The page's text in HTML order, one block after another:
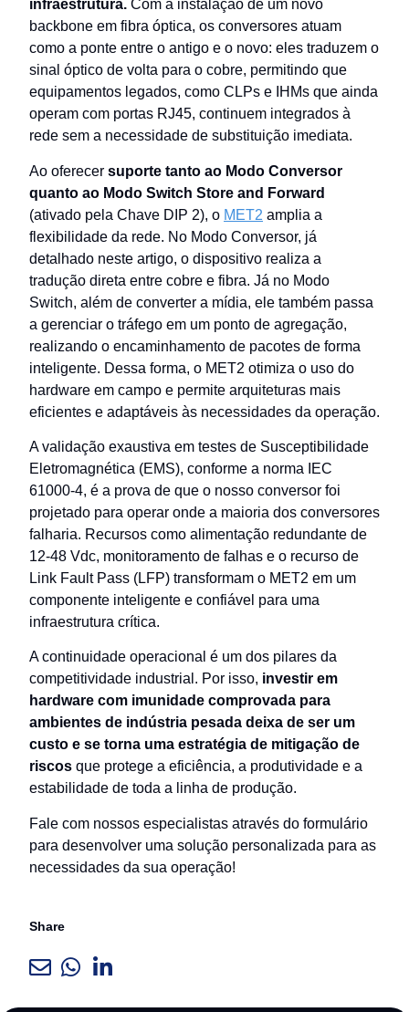
infraestrutura. Com a instalação de um novo
backbone em fibra óptica, os conversores atuam
como a ponte entre o antigo e o novo: eles traduzem o
sinal óptico de volta para o cobre, permitindo que
equipamentos legados, como CLPs e IHMs que ainda
operam com portas RJ45, continuem integrados à
rede sem a necessidade de substituição imediata.
Ao oferecer suporte tanto ao Modo Conversor
quanto ao Modo Switch Store and Forward
(ativado pela Chave DIP 2), o MET2 amplia a
flexibilidade da rede. No Modo Conversor, já
detalhado neste artigo, o dispositivo realiza a
tradução direta entre cobre e fibra. Já no Modo
Switch, além de converter a mídia, ele também passa
a gerenciar o tráfego em um ponto de agregação,
realizando o encaminhamento de pacotes de forma
inteligente. Dessa forma, o MET2 otimiza o uso do
hardware em campo e permite arquiteturas mais
eficientes e adaptáveis às necessidades da operação.
A validação exaustiva em testes de Susceptibilidade
Eletromagnética (EMS), conforme a norma IEC
61000-4, é a prova de que o nosso conversor foi
projetado para operar onde a maioria dos conversores
falharia. Recursos como alimentação redundante de
12-48 Vdc, monitoramento de falhas e o recurso de
Link Fault Pass (LFP) transformam o MET2 em um
componente inteligente e confiável para uma
infraestrutura crítica.
A continuidade operacional é um dos pilares da
competitividade industrial. Por isso, investir em
hardware com imunidade comprovada para
ambientes de indústria pesada deixa de ser um
custo e se torna uma estratégia de mitigação de
riscos que protege a eficiência, a produtividade e a
estabilidade de toda a linha de produção.
Fale com nossos especialistas através do formulário
para desenvolver uma solução personalizada para as
necessidades da sua operação!
Share